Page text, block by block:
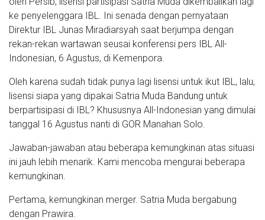
ke penyelenggara IBL. Ini senada dengan pernyataan
Direktur IBL Junas Miradiarsyah saat berjumpa dengan
rekan-rekan wartawan seusai konferensi pers IBL All-
Indonesian, 6 Agustus, di Kemenpora.
Oleh karena sudah tidak punya lagi lisensi untuk ikut IBL, lalu,
lisensi siapa yang dipakai Satria Muda Bandung untuk
berpartisipasi di IBL? Khususnya All-Indonesian yang dimulai
tanggal 16 Agustus nanti di GOR Manahan Solo.
Jawaban-jawaban atau beberapa kemungkinan atas situasi
ini jauh lebih menarik. Kami mencoba mengurai beberapa
kemungkinan.
Pertama, kemungkinan merger. Satria Muda bergabung
dengan Prawira.